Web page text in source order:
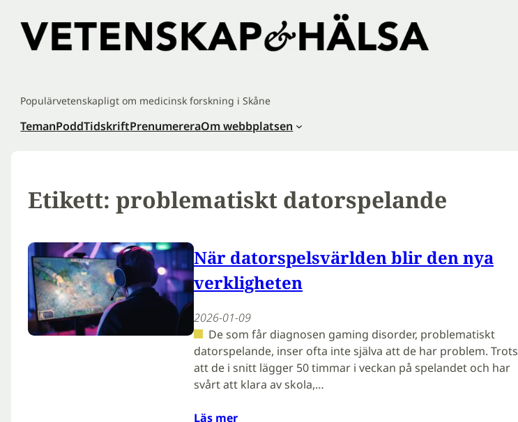
innehåll
Populärvetenskapligt om medicinsk forskning i Skåne
TemanPoddTidskriftPrenumereraOm webbplatsen
Etikett: problematiskt datorspelande
När datorspelsvärlden blir den nya
verkligheten
2026-01-09
De som får diagnosen gaming disorder, problematiskt
datorspelande, inser ofta inte själva att de har problem. Trots
att de i snitt lägger 50 timmar i veckan på spelandet och har
svårt att klara av skola,…
Läs mer